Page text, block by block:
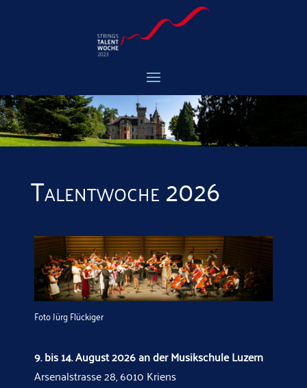
Talentwoche 2026
Foto Jürg Flückiger
9. bis 14. August 2026 an der Musikschule Luzern
Arsenalstrasse 28, 6010 Kriens